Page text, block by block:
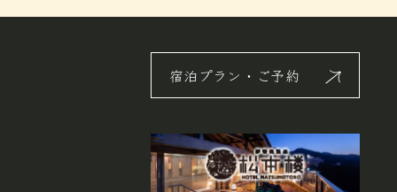
宿泊プラン・ご予約